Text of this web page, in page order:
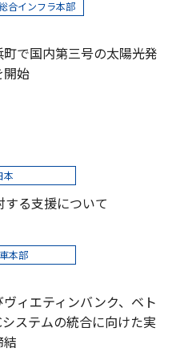
合インフラ本部
で国内第三号の太陽光発
開始
本
る支援について
本部
ィエティンバンク、ベト
ステムの統合に向けた実